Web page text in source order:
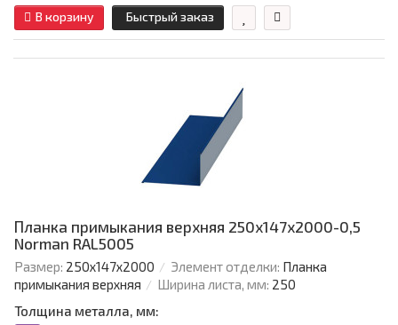
В корзину Быстрый заказ
Планка примыкания верхняя 250х147х2000-0,5
Norman RAL5005
Размер: 250х147х2000 Элемент отделки: Планка
примыкания верхняя
Ширина листа, мм: 250
Толщина металла, мм: